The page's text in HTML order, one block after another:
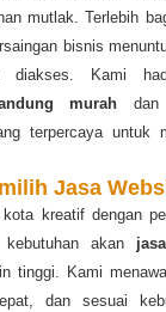
mutlak. Terlebih
bisnis
diakses. Kami
murah dan
terpercaya untuk
Jasa
kreatif dengan
akan
tinggi. Kami
dan sesuai